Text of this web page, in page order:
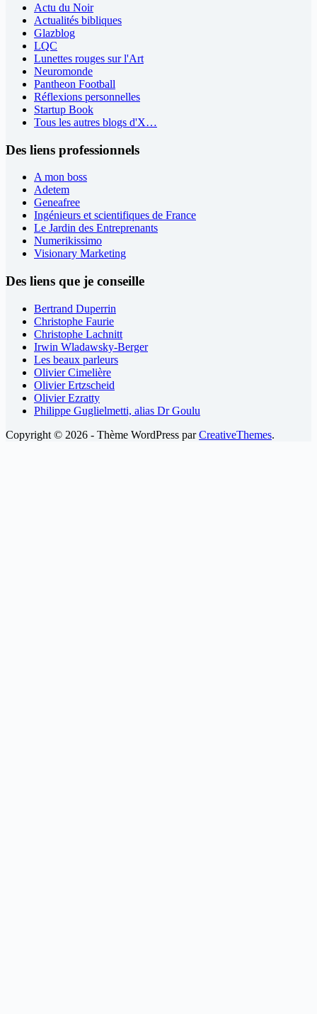
Actu du Noir
Actualités bibliques
Glazblog
LQC
Lunettes rouges sur l'Art
Neuromonde
Pantheon Football
Réflexions personnelles
Startup Book
Tous les autres blogs d'X…
Des liens professionnels
A mon boss
Adetem
Geneafree
Ingénieurs et scientifiques de France
Le Jardin des Entreprenants
Numerikissimo
Visionary Marketing
Des liens que je conseille
Bertrand Duperrin
Christophe Faurie
Christophe Lachnitt
Irwin Wladawsky-Berger
Les beaux parleurs
Olivier Cimelière
Olivier Ertzscheid
Olivier Ezratty
Philippe Guglielmetti, alias Dr Goulu
Copyright © 2026 - Thème WordPress parCreativeThemes.